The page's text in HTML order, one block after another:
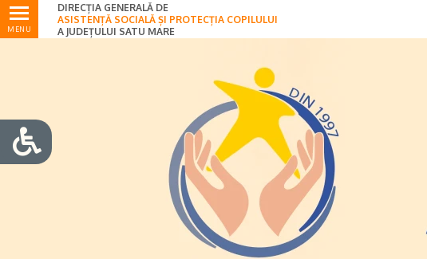
MENU
DIRECȚIA GENERALĂ DE
ASISTENȚĂ SOCIALĂ ȘI PROTECȚIA COPILULUI
A JUDEȚULUI SATU MARE